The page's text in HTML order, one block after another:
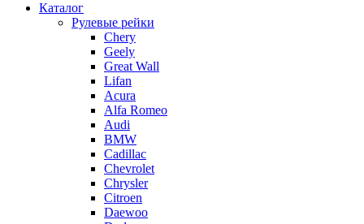
Каталог
Рулевые рейки
Chery
Geely
Great Wall
Lifan
Acura
Alfa Romeo
Audi
BMW
Cadillac
Chevrolet
Chrysler
Citroen
Daewoo